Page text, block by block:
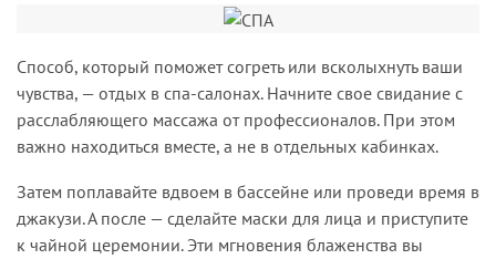
Способ, который поможет согреть или всколыхнуть ваши
чувства, — отдых в спа-салонах. Начните свое свидание с
расслабляющего массажа от профессионалов. При этом
важно находиться вместе, а не в отдельных кабинках.
Затем поплавайте вдвоем в бассейне или проведи время в
джакузи. А после — сделайте маски для лица и приступите
к чайной церемонии. Эти мгновения блаженства вы